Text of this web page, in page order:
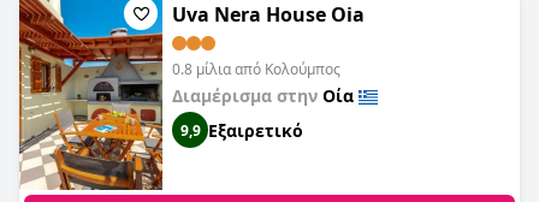
Uva Nera House Oia
0.8 μίλια από Κολούμπος
Διαμέρισμα στην Οία
9,9 Εξαιρετικό